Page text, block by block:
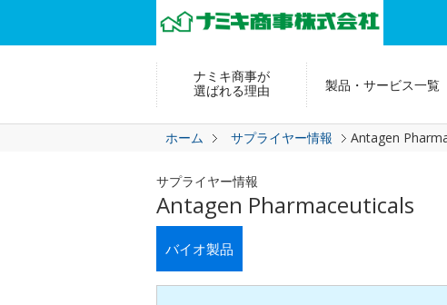
ナミキ商事が
選ばれる理由
製品・サービス一覧
ホーム サプライヤー情報 Antagen
サプライヤー情報
Antagen Pharmaceuticals
バイオ製品